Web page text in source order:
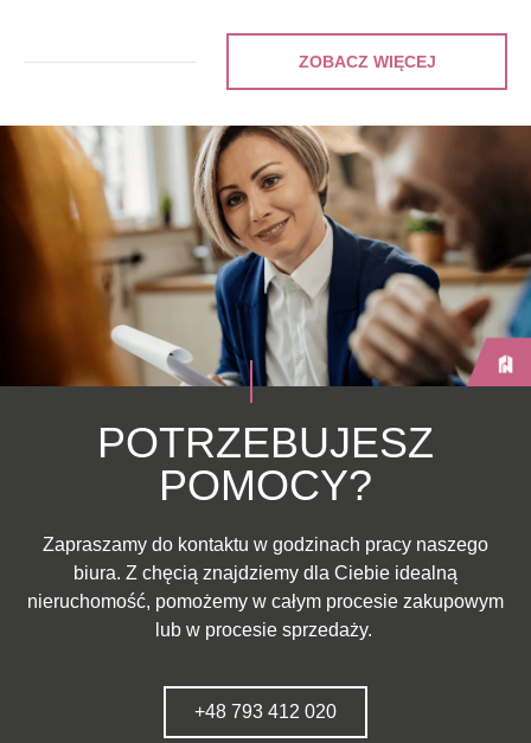
ZOBACZ WIĘCEJ
POTRZEBUJESZ
POMOCY?
Zapraszamy do kontaktu w godzinach pracy naszego
biura. Z chęcią znajdziemy dla Ciebie idealną
nieruchomość, pomożemy w całym procesie zakupowym
lub w procesie sprzedaży.
+48 793 412 020